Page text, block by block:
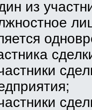
из